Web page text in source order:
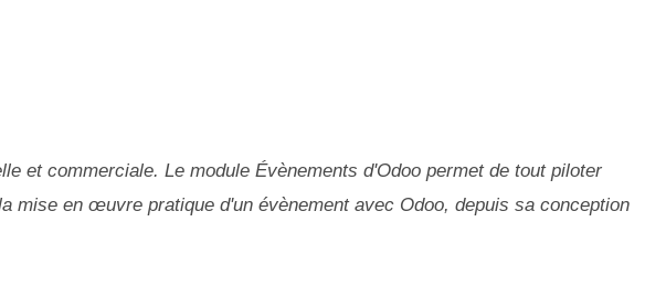
et commerciale. Le module Évènements d'Odoo permet de tout piloter
mise en œuvre pratique d'un évènement avec Odoo, depuis sa conception